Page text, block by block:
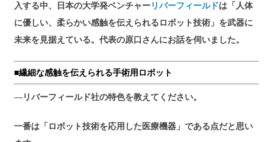
入する中、日本の大学発ベンチャー リバーフィールドは「人体
に優しい、柔らかい感触を伝えられるロボット技術」を武器に
未来を見据えている。代表の原口さんにお話を伺いました。
■繊細な感触を伝えられる手術用ロボット
―リバーフィールド社の特色を教えてください。
一番は「ロボット技術を応用した医療機器」である点だと思い